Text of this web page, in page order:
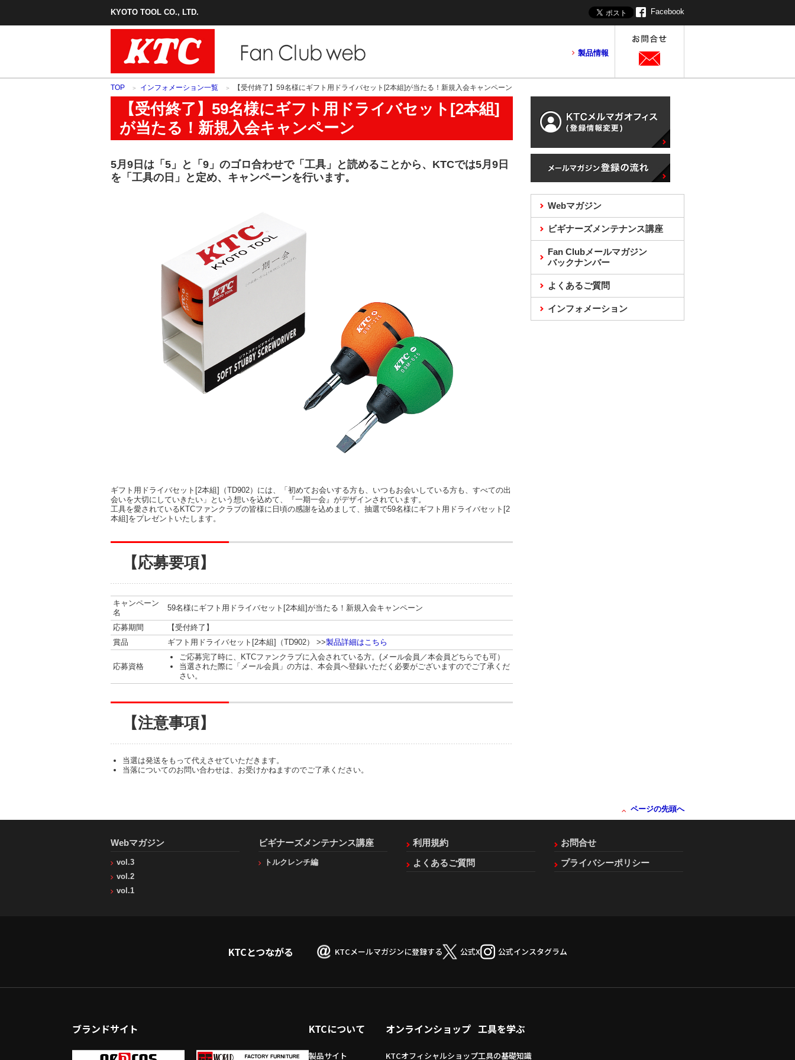
KYOTO TOOL CO., LTD. Facebook
製品情報
TOP インフォメーション一覧 【受付終了】59名様にギフト用ドライバセット[2本組]が当たる！新規入会キャンペーン
【受付終了】59名様にギフト用ドライバセット[2本組]
が当たる！新規入会キャンペーン
5月9日は「5」と「9」のゴロ合わせで「工具」と読めることから、KTCでは5月9日
を「工具の日」と定め、キャンペーンを行います。
ギフト用ドライバセット[2本組]（TD902）には、「初めてお会いする方も、いつもお会いしている方も、すべての出
会いを大切にしていきたい」という想いを込めて、『一期一会』がデザインされています。
工具を愛されているKTCファンクラブの皆様に日頃の感謝を込めまして、抽選で59名様にギフト用ドライバセット[2
本組]をプレゼントいたします。
【応募要項】
キャンペーン
名
59名様にギフト用ドライバセット[2本組]が当たる！新規入会キャンペーン
応募期間
【受付終了】
賞品
ギフト用ドライバセット[2本組]（TD902） >>製品詳細はこちら
応募資格
ご応募完了時に、KTCファンクラブに入会されている方。(メール会員／本会員どちらでも可）
当選された際に「メール会員」の方は、本会員へ登録いただく必要がございますのでご了承くだ
さい。
【注意事項】
当選は発送をもって代えさせていただきます。
当落についてのお問い合わせは、お受けかねますのでご了承ください。
Webマガジン
ビギナーズメンテナンス講座
Fan Clubメールマガジン
バックナンバー
よくあるご質問
インフォメーション
ページの先頭へ
Webマガジン
vol.3
vol.2
vol.1
ビギナーズメンテナンス講座
トルクレンチ編
利用規約
よくあるご質問
お問合せ
プライバシーポリシー
KTCとつながる KTCメールマガジンに登録する 公式X 公式インスタグラム
ブランドサイト KTCについて
製品サイト
オンラインショップ
KTCオフィシャルショップ
工具を学ぶ
工具の基礎知識